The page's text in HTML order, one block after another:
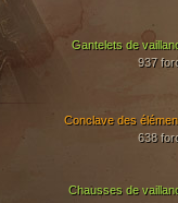
Gantelets de
937
Chausses de
Conclave des
638